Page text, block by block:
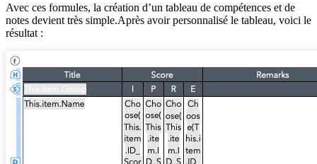
Avec ces formules, la création d’un tableau de compétences et de
notes devient très simple.Après avoir personnalisé le tableau, voici le
résultat :